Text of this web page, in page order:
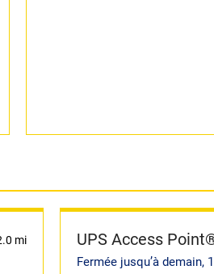
mi UPS Access
Fermée jusqu’à demain,